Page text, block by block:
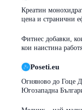
Креатин
цена и странични
Фитнес добавки,
кои наистина
Poseti.eu
Огняново до Гоце
Югозападна